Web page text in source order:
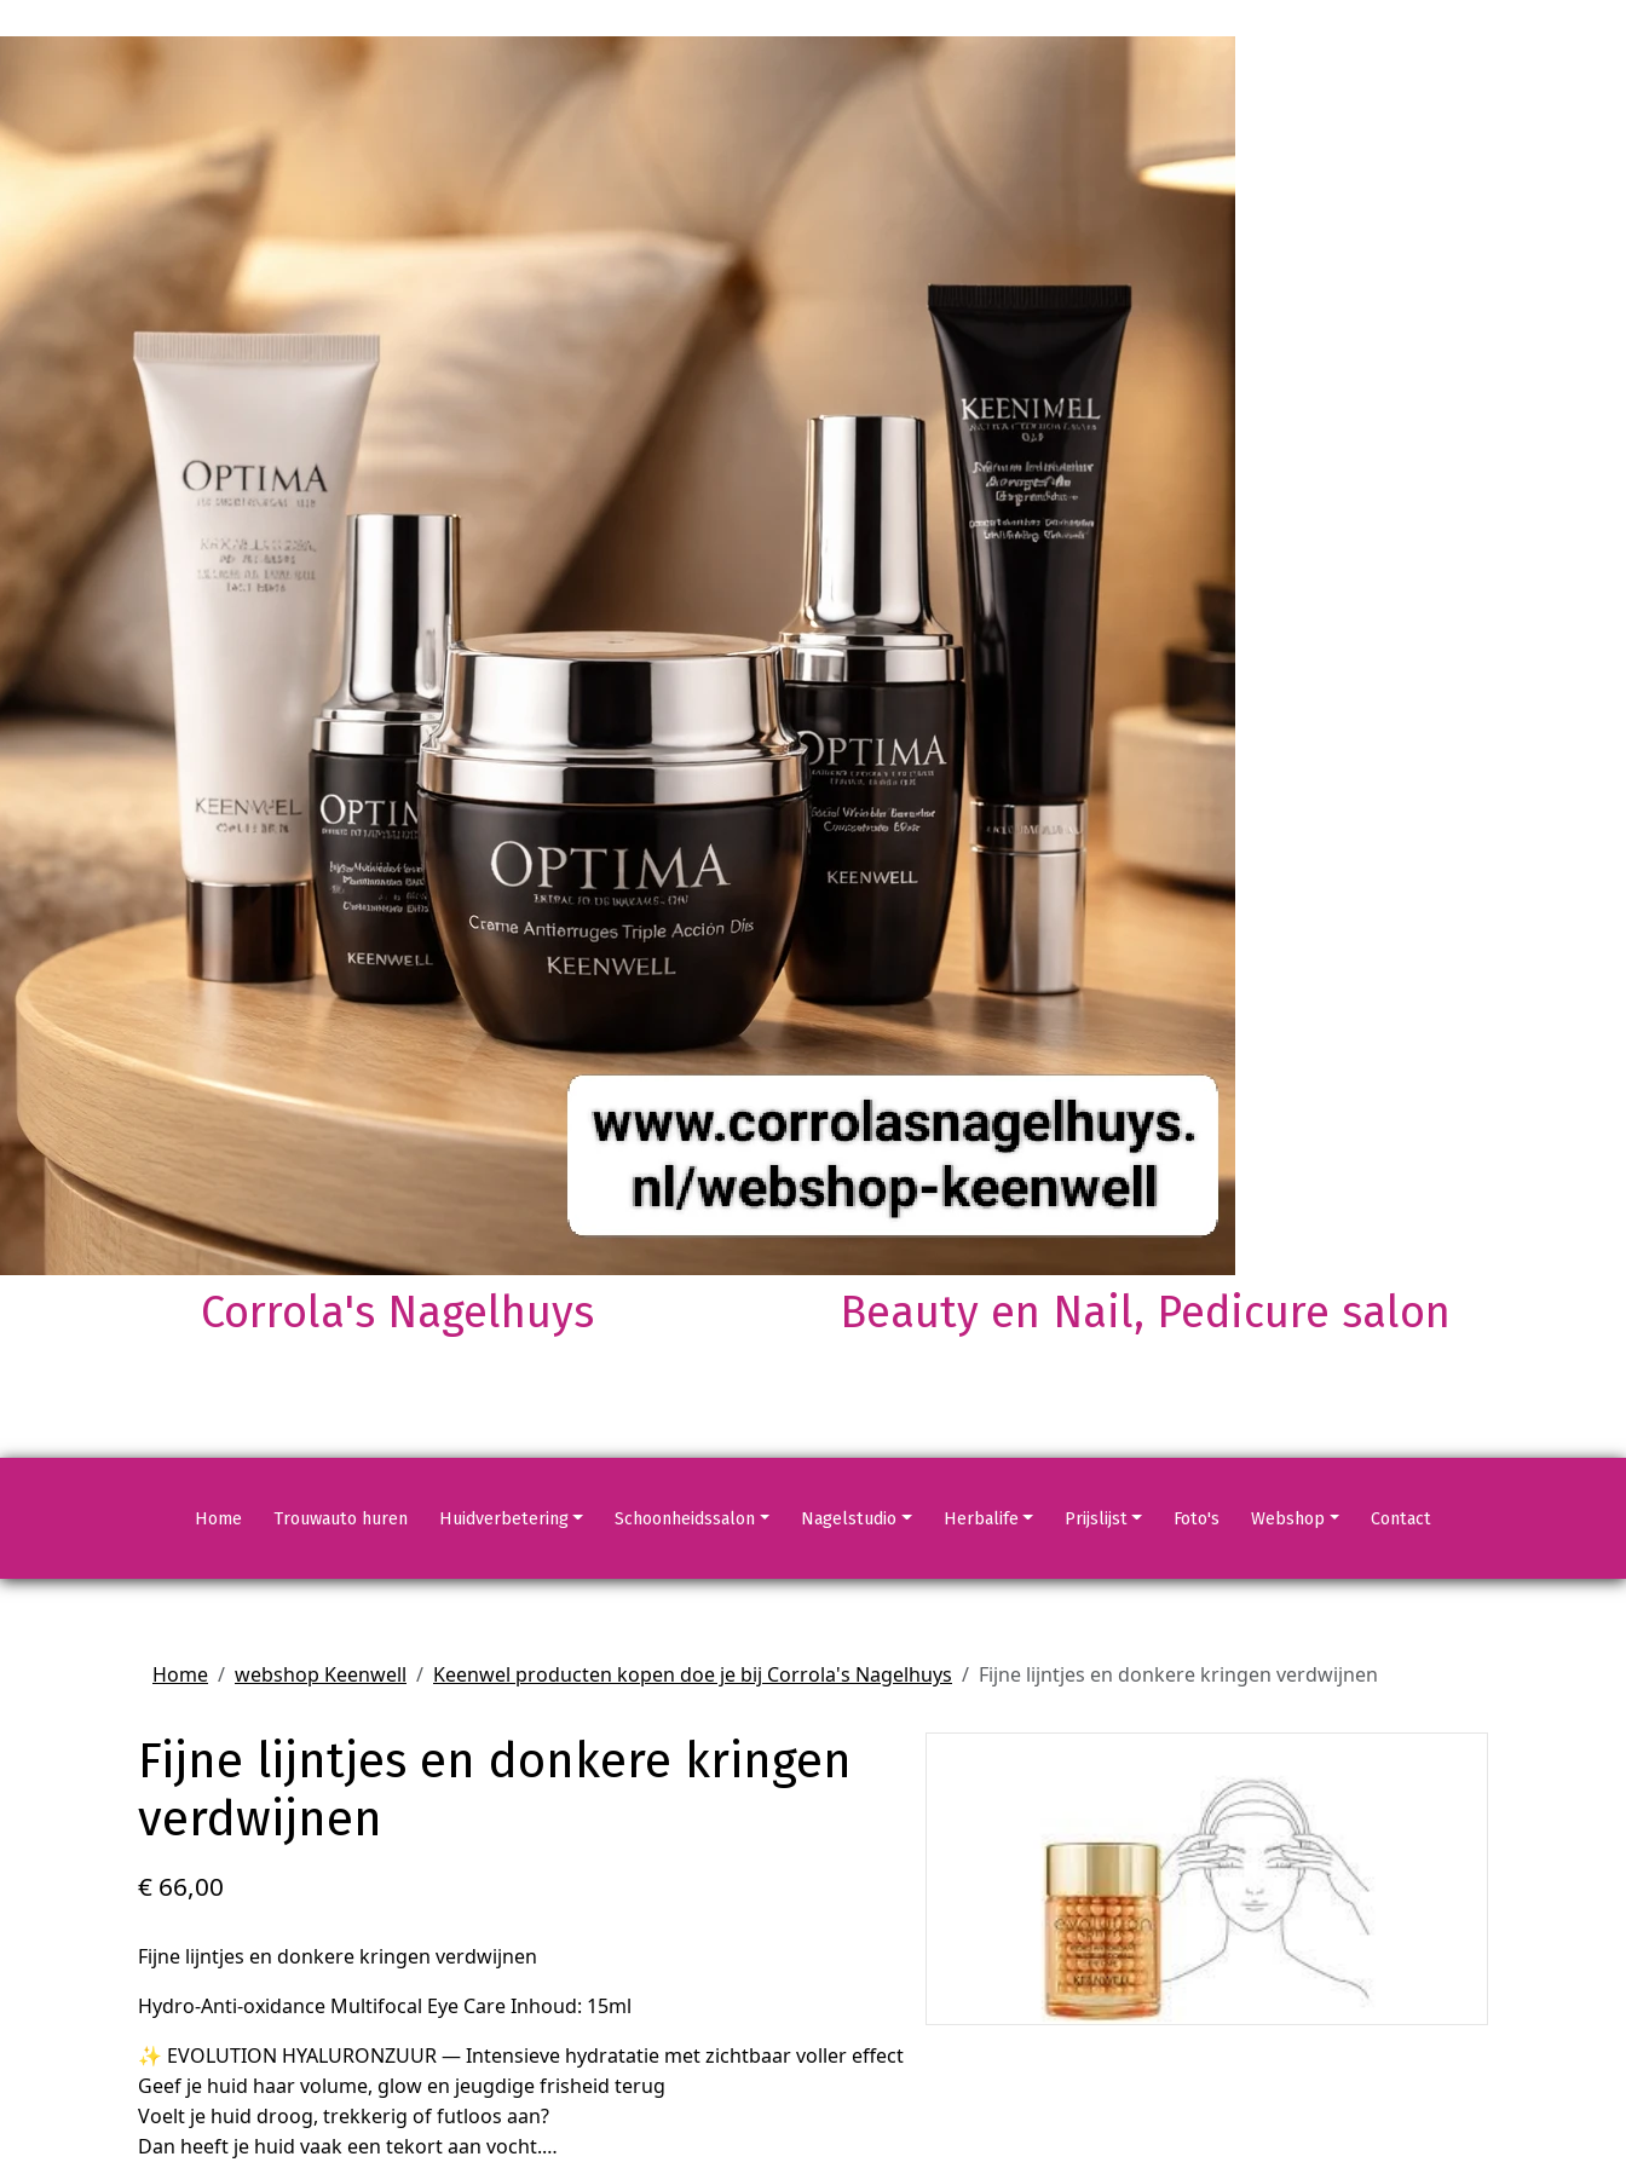
Corrola's Nagelhuys Beauty en Nail, Pedicure salon
Home Trouwauto huren Huidverbetering Schoonheidssalon Nagelstudio Herbalife Prijslijst Foto's Webshop Contact
Home webshop Keenwell Keenwel producten kopen doe je bij Corrola's Nagelhuys Fijne lijntjes en donkere kringen verdwijnen
Fijne lijntjes en donkere kringen
verdwijnen
€ 66,00
Fijne lijntjes en donkere kringen verdwijnen
Hydro-Anti-oxidance Multifocal Eye Care Inhoud: 15ml
✨ EVOLUTION HYALURONZUUR — Intensieve hydratatie met zichtbaar voller effect
Geef je huid haar volume, glow en jeugdige frisheid terug
Voelt je huid droog, trekkerig of futloos aan?
Dan heeft je huid vaak een tekort aan vocht.
Previous